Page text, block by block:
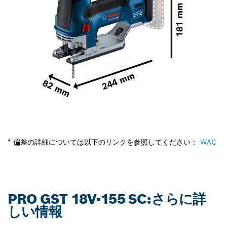
* 偏差の詳細については以下のリンクを参照してください： WAC
PRO GST 18V-155 SC:さらに詳
しい情報